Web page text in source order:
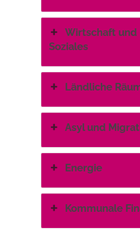
Wirtschaft und
Soziales
Ländliche
Asyl und
Energie
Kommunale